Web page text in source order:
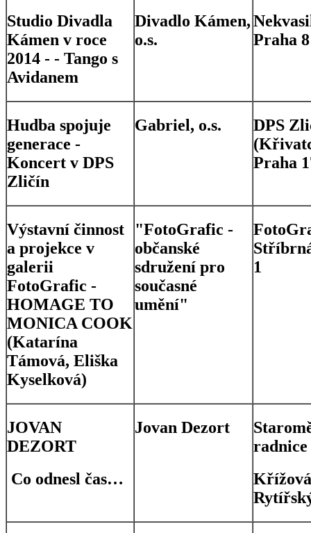
Studio Divadla
Kámen v roce
2014 - - Tango s
Avidanem
Divadlo Kámen,
o.s.
Praha
Hudba spojuje
generace -
Koncert v DPS
Zličín
Gabriel, o.s.
DPS
Praha
Výstavní činnost
a projekce v
galerii
FotoGrafic -
HOMAGE TO
MONICA COOK
(Katarína
Támová, Eliška
Kyselková)
"FotoGrafic -
občanské
sdružení pro
současné
umění"
1
JOVAN
DEZORT
Co odnesl čas…
Jovan Dezort
radnice